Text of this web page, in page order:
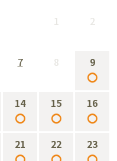
1 2
7 8 9
○
14
○
15
○
16
○
21 22 23